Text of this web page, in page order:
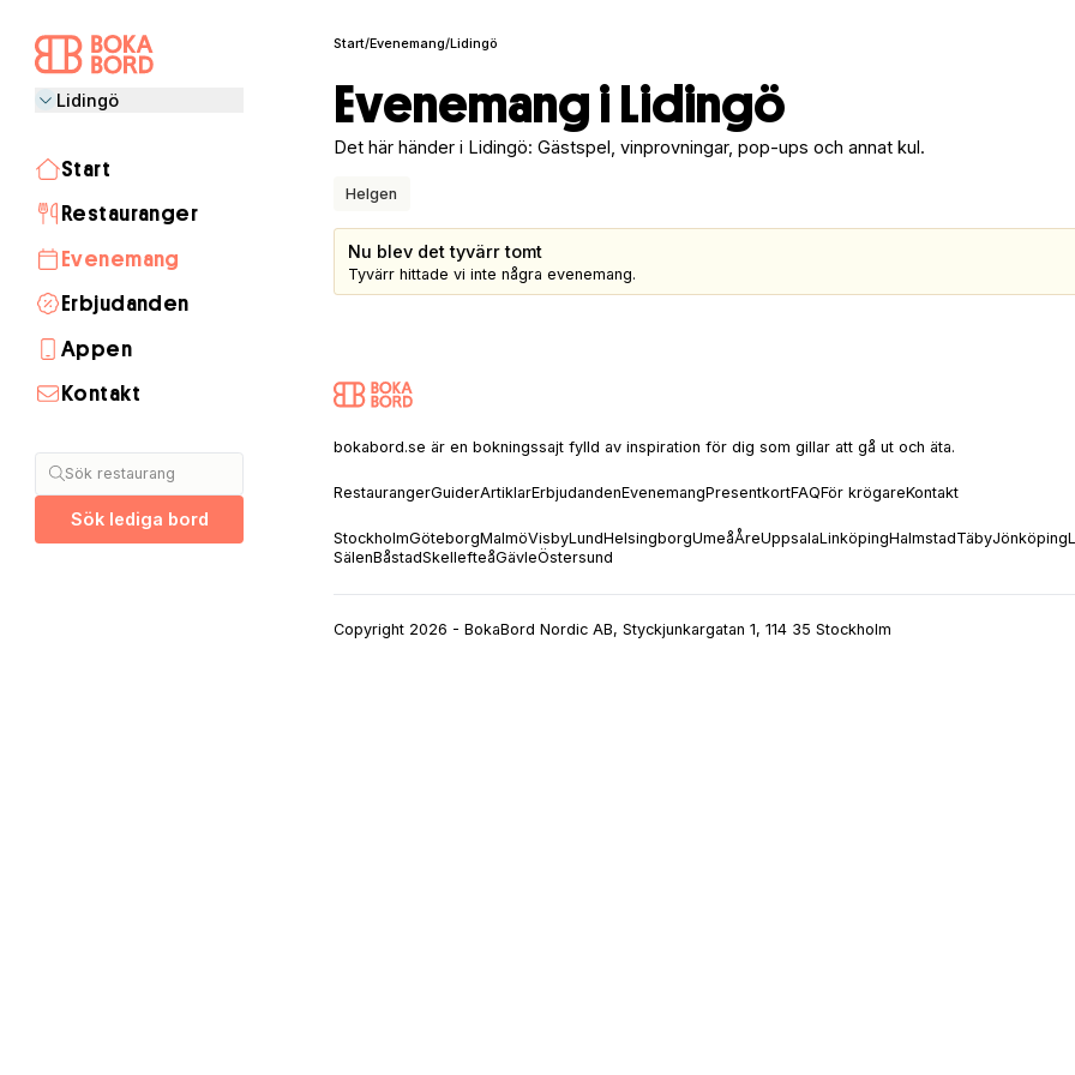
Lidingö
Start
Restauranger
Evenemang
Erbjudanden
Appen
Kontakt
Sök restaurang
Sök lediga bord
Start/Evenemang/Lidingö
Evenemang i Lidingö
Det här händer i Lidingö: Gästspel, vinprovningar, pop-ups och annat kul.
Helgen
Nu blev det tyvärr tomt
Tyvärr hittade vi inte några evenemang.
bokabord.se är en bokningssajt fylld av inspiration för dig som gillar att gå ut och äta.
RestaurangerGuiderArtiklarErbjudandenEvenemangPresentkortFAQFör krögareKontakt
StockholmGöteborgMalmöVisbyLundHelsingborgUmeåÅreUppsalaLinköpingHalmstadTäbyJönköping
SälenBåstadSkellefteåGävleÖstersund
Copyright 2026 - BokaBord Nordic AB, Styckjunkargatan 1, 114 35 Stockholm